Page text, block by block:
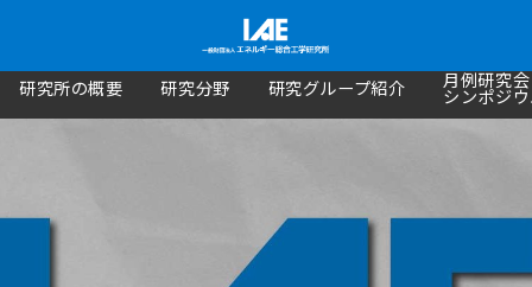
研究所の概要 研究分野 研究グループ紹介 月例研究
シンポジ